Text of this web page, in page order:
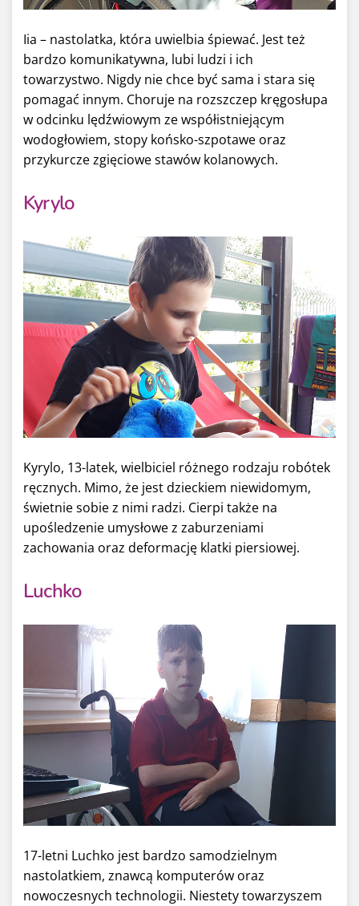
Iia – nastolatka, która uwielbia śpiewać. Jest też
bardzo komunikatywna, lubi ludzi i ich
towarzystwo. Nigdy nie chce być sama i stara się
pomagać innym. Choruje na rozszczep kręgosłupa
w odcinku lędźwiowym ze współistniejącym
wodogłowiem, stopy końsko-szpotawe oraz
przykurcze zgięciowe stawów kolanowych.
Kyrylo
Kyrylo, 13-latek, wielbiciel różnego rodzaju robótek
ręcznych. Mimo, że jest dzieckiem niewidomym,
świetnie sobie z nimi radzi. Cierpi także na
upośledzenie umysłowe z zaburzeniami
zachowania oraz deformację klatki piersiowej.
Luchko
17-letni Luchko jest bardzo samodzielnym
nastolatkiem, znawcą komputerów oraz
nowoczesnych technologii. Niestety towarzyszem